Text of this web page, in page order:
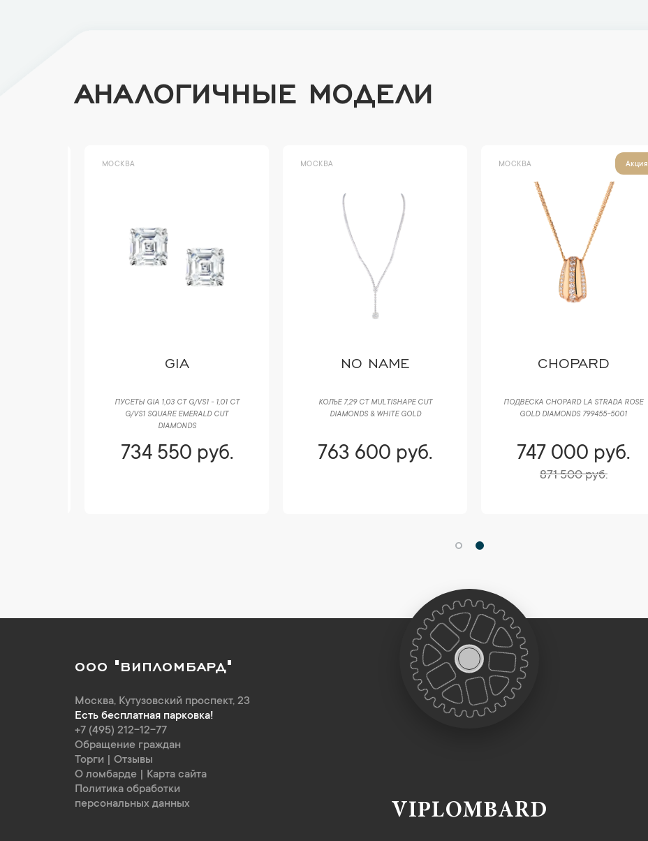
АНАЛОГИЧНЫЕ МОДЕЛИ
МОСКВА
GIA
ПУСЕТЫ GIA 1,03 CT G/VS1 - 1,01 CT
G/VS1 SQUARE EMERALD CUT
DIAMONDS
734 550 руб.
МОСКВА
NO NAME
КОЛЬЕ 7,29 CT MULTISHAPE CUT
DIAMONDS & WHITE GOLD
763 600 руб.
МОСКВА Акция
CHOPARD
ПОДВЕСКА CHOPARD LA STRADA ROSE
GOLD DIAMONDS 799455-5001
747 000 руб.
871 500 руб.
ООО "ВИПЛОМБАРД"
Москва, Кутузовский проспект, 23
Есть бесплатная парковка!
+7 (495) 212-12-77
Обращение граждан
Торги
Отзывы
О ломбарде
Карта сайта
Политика обработки
персональных данных
VIPLOMBARD